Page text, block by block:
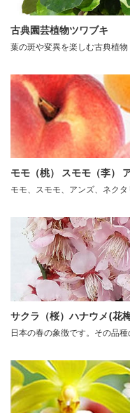
古典園芸植物ツワブキ
葉の斑や変異を楽しむ古典植物
モモ（桃） スモモ（李）
モモ、スモモ、アンズ、ネクタ
サクラ（桜）ハナウメ(花
日本の春の象徴です。その品種